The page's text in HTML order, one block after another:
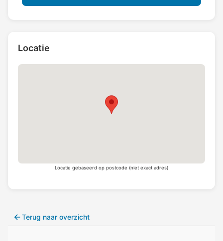
Locatie
Locatie gebaseerd op postcode (niet exact adres)
Terug naar overzicht